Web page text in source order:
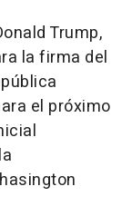
Trump,
la firma del
el próximo